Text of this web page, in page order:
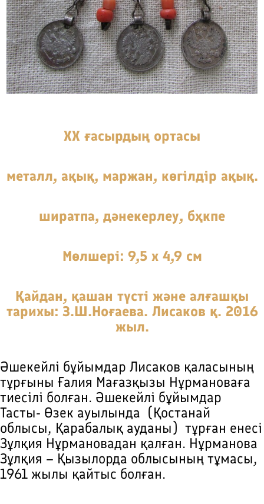
ХХ ғасырдың ортасы
металл, ақық, маржан, көгiлдiр ақық.
ширатпа, дәнекерлеу, бҳкпе
Мөлшері: 9,5 х 4,9 см
Қайдан, қашан түсті және алғашқы
тарихы: З.Ш.Ноғаева. Лисаков қ. 2016
жыл.
Әшекейлi бұйымдар Лисаков қаласының
тұрғыны Ғалия Мағазқызы Нұрмановаға
тиесiлi болған. Әшекейлi бұйымдар
Тасты- Өзек ауылында (Қостанай
облысы, Қарабалық ауданы) тұрған енесi
Зұлқия Нұрмановадан қалған. Нұрманова
Зұлқия – Қызылорда облысының тұмасы,
1961 жылы қайтыс болған.